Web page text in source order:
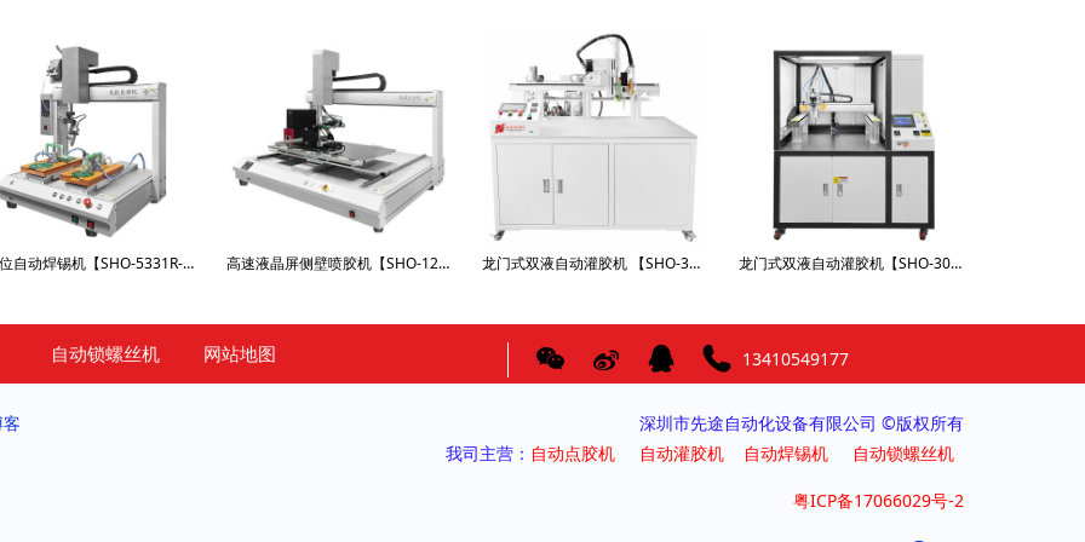
双工位自动焊锡机【SHO-5331R-HX600W】 高速液晶屏侧壁喷胶机【SHO-1281RPJ】 龙门式双液自动灌胶机 【SHO-3030X-951GJ-Q】 龙门式双液自动灌胶机【SHO-3030LL-5661GJQ】
自动锁螺丝机 网站地图 13410549177
深圳市先途自动化设备有限公司 ©版权所有
我司主营： 自动点胶机 自动灌胶机 自动焊锡机 自动锁螺丝机
粤ICP备17066029号-2